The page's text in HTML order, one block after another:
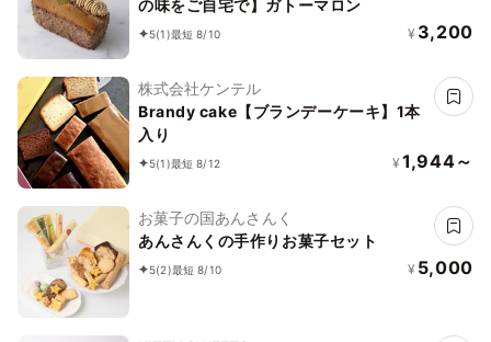
の味をご自宅で】ガトーマロン
5(1)最短 8/10 ¥ 3,200
株式会社ケンテル
Brandy cake【ブランデーケーキ】1本
入り
5(1)最短 8/12 ¥ 1,944～
お菓子の国あんさんく
あんさんくの手作りお菓子セット
5(2)最短 8/10 ¥ 5,000